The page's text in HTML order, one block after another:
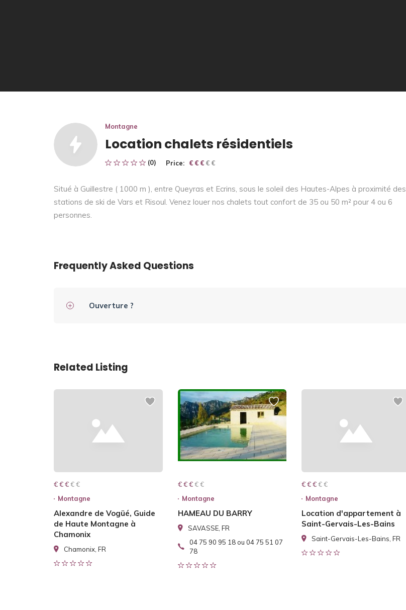
Montagne
Location chalets résidentiels
(0) Price: € € € € €
€ € €
Situé à Guillestre ( 1000 m ), entre Queyras et Ecrins, sous le soleil des Hautes-Alpes à proximité des
stations de ski de Vars et Risoul. Venez louer nos chalets tout confort de 35 ou 50 m² pour 4 ou 6
personnes.
Frequently Asked Questions
Ouverture ?
Related Listing
€ € € € €
€ € €
Montagne
Alexandre de Vogüé, Guide
de Haute Montagne à
Chamonix
Chamonix, FR
€ € € € €
€ € €
Montagne
HAMEAU DU BARRY
SAVASSE, FR
04 75 90 95 18 ou 04 75 51 07
78
€ € € € €
€ € €
Montagne
Location d'appartement à
Saint-Gervais-Les-Bains
Saint-Gervais-Les-Bains, FR